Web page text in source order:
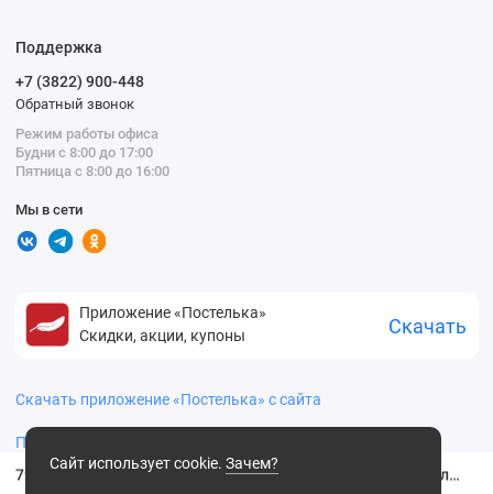
796852 Compliment саше маска bioHyaluron 4D Глубоко увлажняющая против морщин,7мл 796852
Сайт использует cookie. Зачем?
Поддержка
+7 (3822) 900-448
Обратный звонок
Режим работы офиса
Будни с 8:00 до 17:00
Пятница с 8:00 до 16:00
Мы в сети
Приложение «Постелька»
Скидки, акции, купоны
Скачать
Скачать приложение «Постелька» с сайта
Политика конфиденциальности